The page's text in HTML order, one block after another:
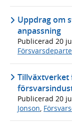
Uppdrag om
anpassning
Publicerad 20
Tillväxtverket
Publicerad 20
Jonson,